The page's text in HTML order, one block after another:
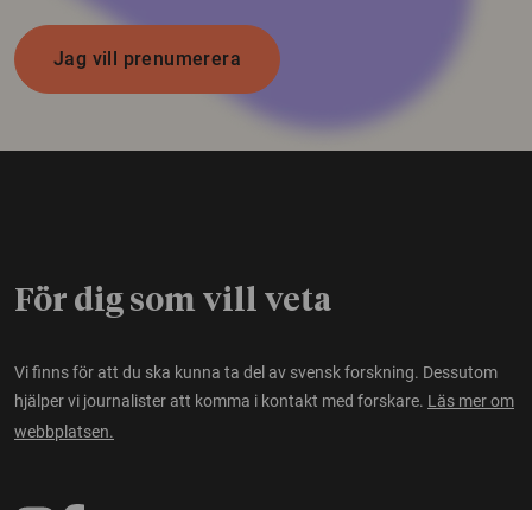
Jag vill prenumerera
För dig som vill veta
Vi finns för att du ska kunna ta del av svensk forskning. Dessutom
hjälper vi journalister att komma i kontakt med forskare. Läs mer om
webbplatsen.